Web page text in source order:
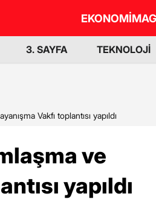
EKONOMİ
3. SAYFA TEKNOLOJİ
Vakfı toplantısı yapıldı
ve
yapıldı